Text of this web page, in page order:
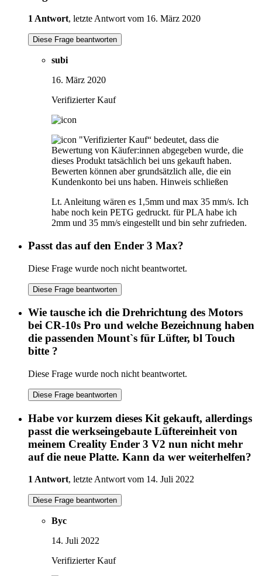
1 Antwort, letzte Antwort vom 16. März 2020
Diese Frage beantworten
subi
16. März 2020
Verifizierter Kauf
"Verifizierter Kauf“ bedeutet, dass die
Bewertung von Käufer:innen abgegeben wurde, die
dieses Produkt tatsächlich bei uns gekauft haben.
Bewerten können aber grundsätzlich alle, die ein
Kundenkonto bei uns haben. Hinweis schließen
Lt. Anleitung wären es 1,5mm und max 35 mm/s. Ich
habe noch kein PETG gedruckt. für PLA habe ich
2mm und 35 mm/s eingestellt und bin sehr zufrieden.
Passt das auf den Ender 3 Max?
Diese Frage wurde noch nicht beantwortet.
Diese Frage beantworten
Wie tausche ich die Drehrichtung des Motors
bei CR-10s Pro und welche Bezeichnung haben
die passenden Mount`s für Lüfter, bl Touch
bitte ?
Diese Frage wurde noch nicht beantwortet.
Diese Frage beantworten
Habe vor kurzem dieses Kit gekauft, allerdings
passt die werkseingebaute Lüftereinheit von
meinem Creality Ender 3 V2 nun nicht mehr
auf die neue Platte. Kann da wer weiterhelfen?
1 Antwort, letzte Antwort vom 14. Juli 2022
Diese Frage beantworten
Byc
14. Juli 2022
Verifizierter Kauf